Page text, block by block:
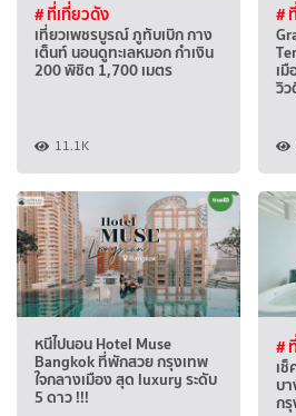
# ที่เที่ยวดัง
เที่ยวเพชรบูรณ์ ภูทับเบิก กาง
เต็นท์ นอนดูทะเลหมอก กำเงิน
200 พิชิต 1,700 เมตร
11.1K
#
เ
วิ
หนีไปนอน Hotel Muse
Bangkok ที่พักสวย กรุงเทพ
ใจกลางเมือง สุด luxury ระดับ
5 ดาว !!!
#
เ
บ
ก